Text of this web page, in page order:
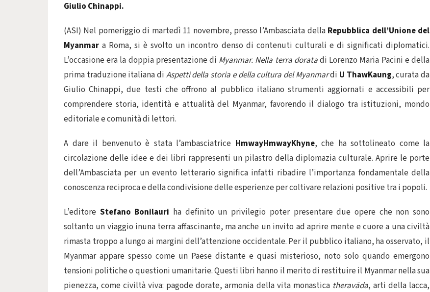
Giulio Chinappi.
(ASI) Nel pomeriggio di martedì 11 novembre, presso l’Ambasciata della Repubblica dell’Unione del
Myanmar a Roma, si è svolto un incontro denso di contenuti culturali e di significati diplomatici.
L’occasione era la doppia presentazione di Myanmar. Nella terra doratadi Lorenzo Maria Pacini e della
prima traduzione italiana di Aspetti della storia e della cultura del Myanmardi U ThawKaung, curata da
Giulio Chinappi, due testi che offrono al pubblico italiano strumenti aggiornati e accessibili per
comprendere storia, identità e attualità del Myanmar, favorendo il dialogo tra istituzioni, mondo
editoriale e comunità di lettori.
A dare il benvenuto è stata l’ambasciatrice HmwayHmwayKhyne, che ha sottolineato come la
circolazione delle idee e dei libri rappresenti un pilastro della diplomazia culturale. Aprire le porte
dell’Ambasciata per un evento letterario significa infatti ribadire l’importanza fondamentale della
conoscenza reciproca e della condivisione delle esperienze per coltivare relazioni positive tra i popoli.
L’editore Stefano Bonilauri ha definito un privilegio poter presentare due opere che non sono
soltanto un viaggio inuna terra affascinante, ma anche un invito ad aprire mente e cuore a una civiltà
rimasta troppo a lungo ai margini dell’attenzione occidentale. Per il pubblico italiano, ha osservato, il
Myanmar appare spesso come un Paese distante e quasi misterioso, noto solo quando emergono
tensioni politiche o questioni umanitarie. Questi libri hanno il merito di restituire il Myanmar nella sua
pienezza, come civiltà viva: pagode dorate, armonia della vita monastica theravāda, arti della lacca,